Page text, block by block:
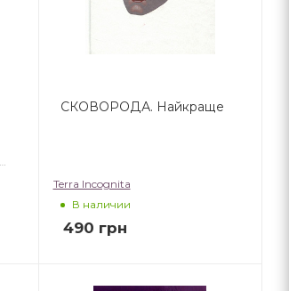
СКОВОРОДА. Найкраще
Terra Incognita
В наличии
490 грн